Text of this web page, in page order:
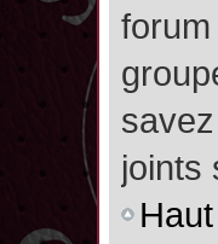
joints
Haut